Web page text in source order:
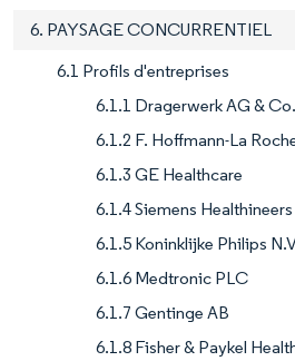
6. PAYSAGE CONCURRENTIEL
6.1 Profils d'entreprises
6.1.1 Dragerwerk AG &
6.1.2 F. Hoffmann-La
6.1.3 GE Healthcare
6.1.4 Siemens
6.1.5 Koninklijke Philips
6.1.6 Medtronic PLC
6.1.7 Gentinge AB
6.1.8 Fisher & Paykel